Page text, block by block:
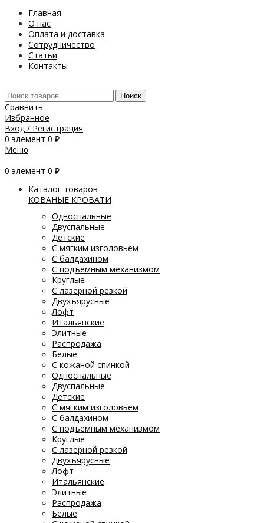
Главная
О нас
Оплата и доставка
Сотрудничество
Статьи
Контакты
Поиск
Сравнить
Избранное
Вход / Регистрация
0 элемент 0 ₽
Меню
0 элемент 0 ₽
Каталог товаров
КОВАНЫЕ КРОВАТИ
Односпальные
Двуспальные
Детские
С мягким изголовьем
С балдахином
С подъемным механизмом
Круглые
С лазерной резкой
Двухъярусные
Лофт
Итальянские
Элитные
Распродажа
Белые
С кожаной спинкой
Односпальные
Двуспальные
Детские
С мягким изголовьем
С балдахином
С подъемным механизмом
Круглые
С лазерной резкой
Двухъярусные
Лофт
Итальянские
Элитные
Распродажа
Белые